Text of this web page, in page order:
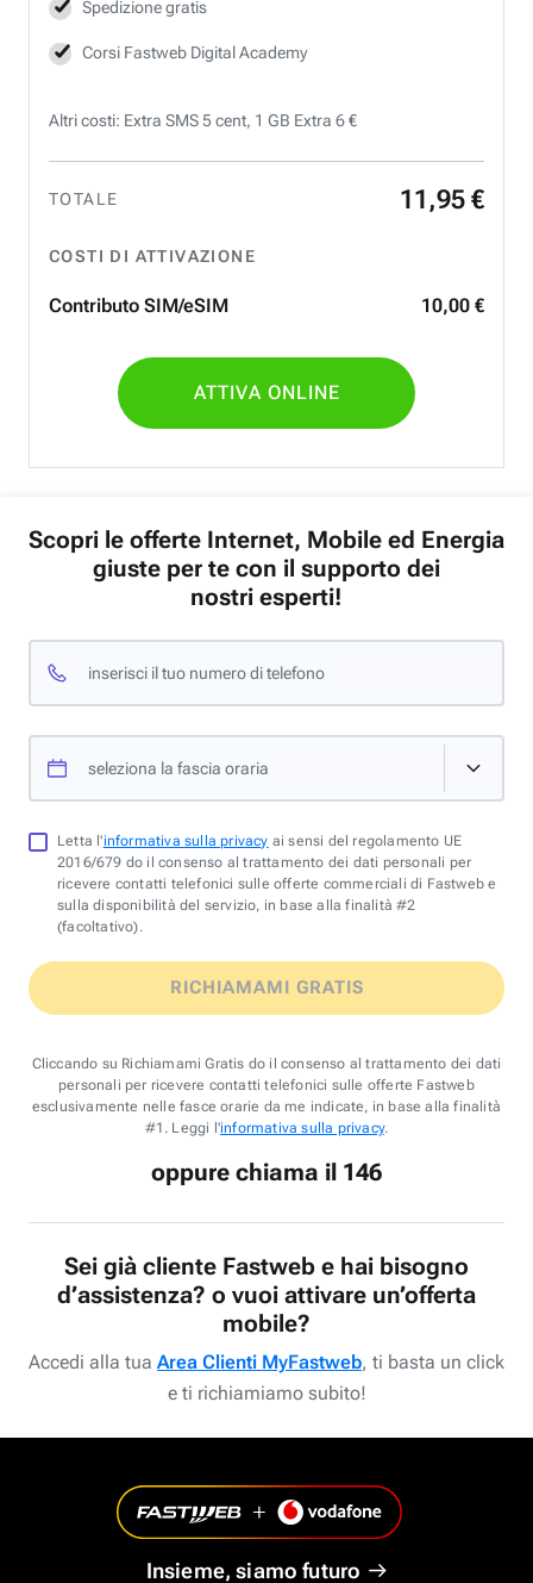
Spedizione gratis
Corsi Fastweb Digital Academy
Altri costi: Extra SMS 5 cent, 1 GB Extra 6 €
TOTALE 11 ,95 €
COSTI DI ATTIVAZIONE
Contributo SIM/eSIM 10,00 €
ATTIVA ONLINE
Scopri le offerte Internet, Mobile ed Energia
giuste per te con il supporto dei
nostri esperti!
inserisci il tuo numero di telefono
seleziona la fascia oraria
Letta l'informativa sulla privacy ai sensi del regolamento UE
2016/679 do il consenso al trattamento dei dati personali per
ricevere contatti telefonici sulle offerte commerciali di Fastweb e
sulla disponibilità del servizio, in base alla finalità #2
(facoltativo).
RICHIAMAMI GRATIS
Cliccando su Richiamami Gratis do il consenso al trattamento dei dati
personali per ricevere contatti telefonici sulle offerte Fastweb
esclusivamente nelle fasce orarie da me indicate, in base alla finalità
#1. Leggi l'informativa sulla privacy.
oppure chiama il 146
Sei già cliente Fastweb e hai bisogno
d’assistenza? o vuoi attivare un’offerta
mobile?
Accedi alla tua Area Clienti MyFastweb, ti basta un click
e ti richiamiamo subito!
Insieme, siamo futuro